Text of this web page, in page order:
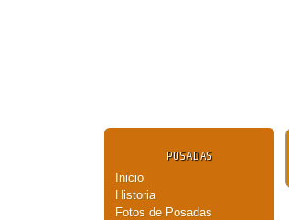
POSADAS
Inicio
Historia
Fotos de Posadas